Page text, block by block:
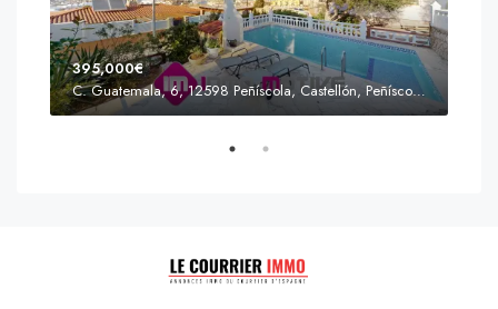
395,000€
C. Guatemala, 6, 12598 Peñíscola, Castellón, Peñíscola, Communauté valencienne